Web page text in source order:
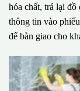
hóa chất, trả lại
thông tin vào
để bàn giao cho